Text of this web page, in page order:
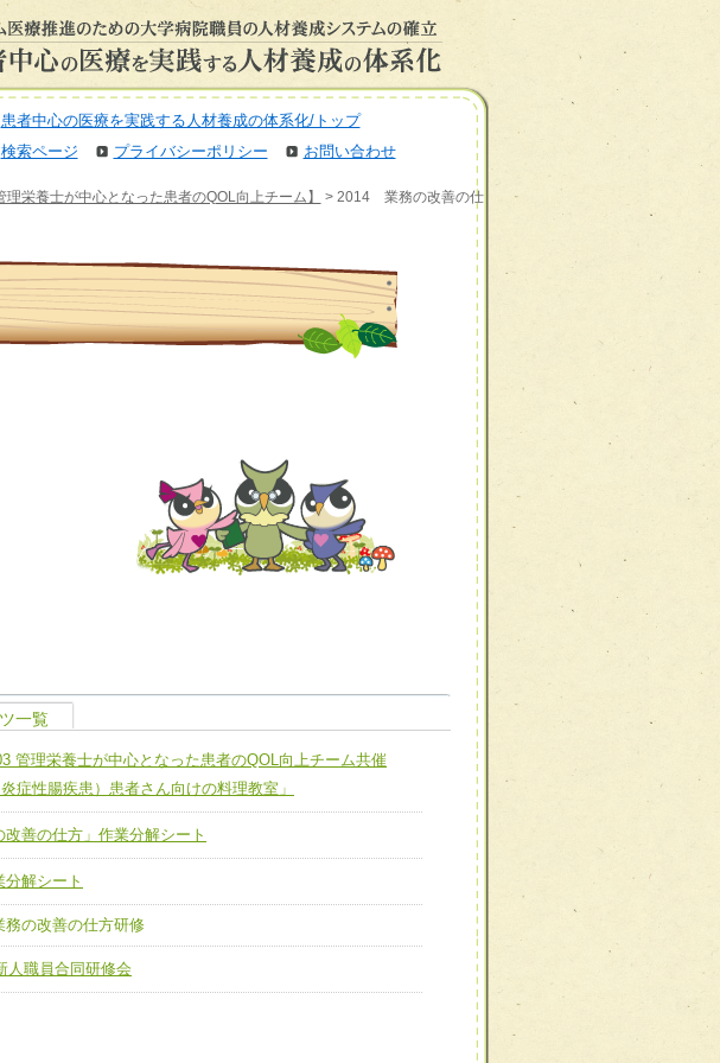
患者中心の医療を実践する人材養成の体系化/トップ
検索ページ
プライバシーポリシー お問い合わせ
理栄養士が中心となった患者のQOL向上チーム】
> 2014 業務の改善の仕
４ 専門能力拡大・向上
キルを拡大・向上させ、新たな可能性を広げる
【苦情・クレーム・暴力対応支援チーム】
【人材養成エキスパートチーム】
【放射線治療プロセス改善チーム】
理栄養士が中心となった患者のQOL向上チーム】
一覧
管理栄養士が中心となった患者のQOL向上チーム共催
炎症性腸疾患）患者さん向けの料理教室」
改善の仕方」作業分解シート
解シート
の改善の仕方研修
職員合同研修会